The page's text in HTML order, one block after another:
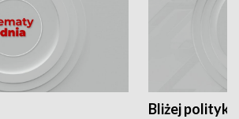
Bliżej polityki